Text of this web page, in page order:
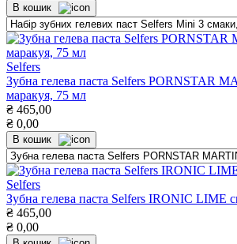
В кошик
Selfers
Зубна гелева паста Selfers PORNSTAR
маракуя, 75 мл
₴ 465,00
₴ 0,00
В кошик
Selfers
Зубна гелева паста Selfers IRONIC LIME
₴ 465,00
₴ 0,00